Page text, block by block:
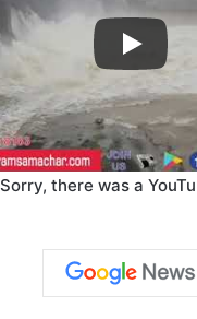
Sorry, there was a